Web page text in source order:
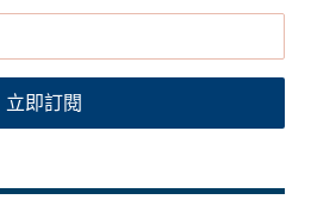
立即訂閱